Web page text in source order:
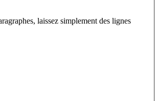
laissez simplement des lignes